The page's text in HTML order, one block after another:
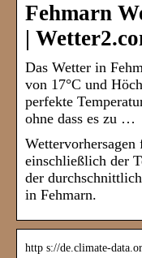
Fehmarn
|
Das Wetter in
von 17°C und
perfekte
ohne dass es zu …
einschließlich der
der
in Fehmarn.
http s://de.climate-